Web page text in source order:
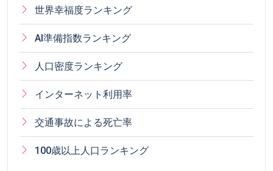
世界幸福度ランキング
AI準備指数ランキング
人口密度ランキング
インターネット利用率
交通事故による死亡率
100歳以上人口ランキング